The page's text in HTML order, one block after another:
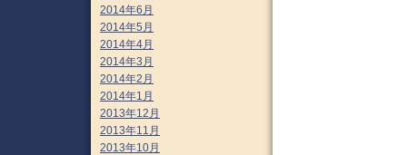
2014年6月
2014年5月
2014年4月
2014年3月
2014年2月
2014年1月
2013年12月
2013年11月
2013年10月